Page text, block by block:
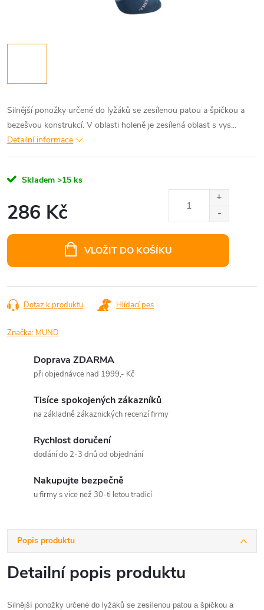
Silnější ponožky určené do lyžáků se zesílenou patou a špičkou a
bezešvou konstrukcí. V oblasti holeně je zesílená oblast s vys...
Detailní informace
Skladem >15 ks
286 Kč
VLOŽIT DO KOŠÍKU
Dotaz k produktu Hlídací pes
Značka: MUND
Doprava ZDARMA
při objednávce nad 1999,- Kč
Tisíce spokojených zákazníků
na základně zákaznických recenzí firmy
Rychlost doručení
dodání do 2-3 dnů od objednání
Nakupujte bezpečně
u firmy s více než 30-ti letou tradicí
Popis produktu
Detailní popis produktu
Silnější ponožky určené do lyžáků se zesílenou patou a špičkou a